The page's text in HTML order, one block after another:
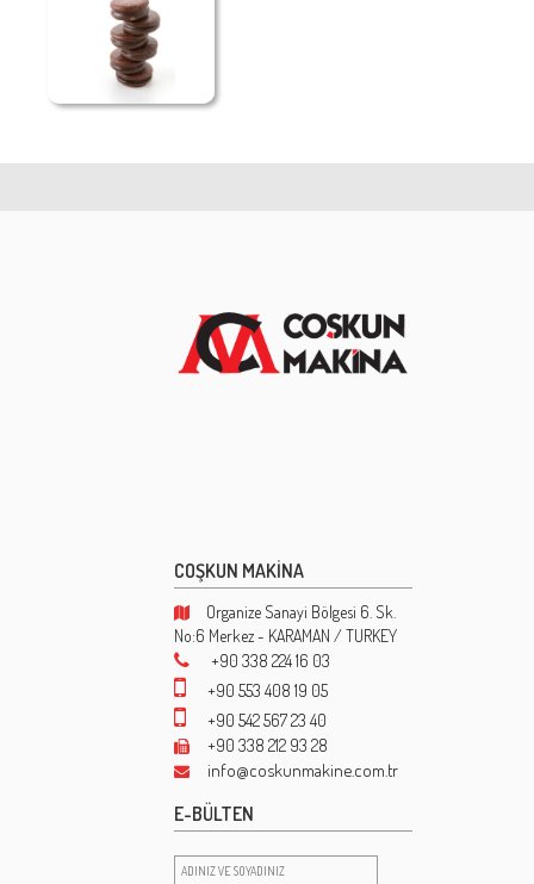
COŞKUN MAKİNA
Organize Sanayi Bölgesi 6. Sk.
No:6 Merkez - KARAMAN / TURKEY
+90 338 224 16 03
+90 553 408 19 05
+90 542 567 23 40
+90 338 212 93 28
info@coskunmakine.com.tr
E-BÜLTEN